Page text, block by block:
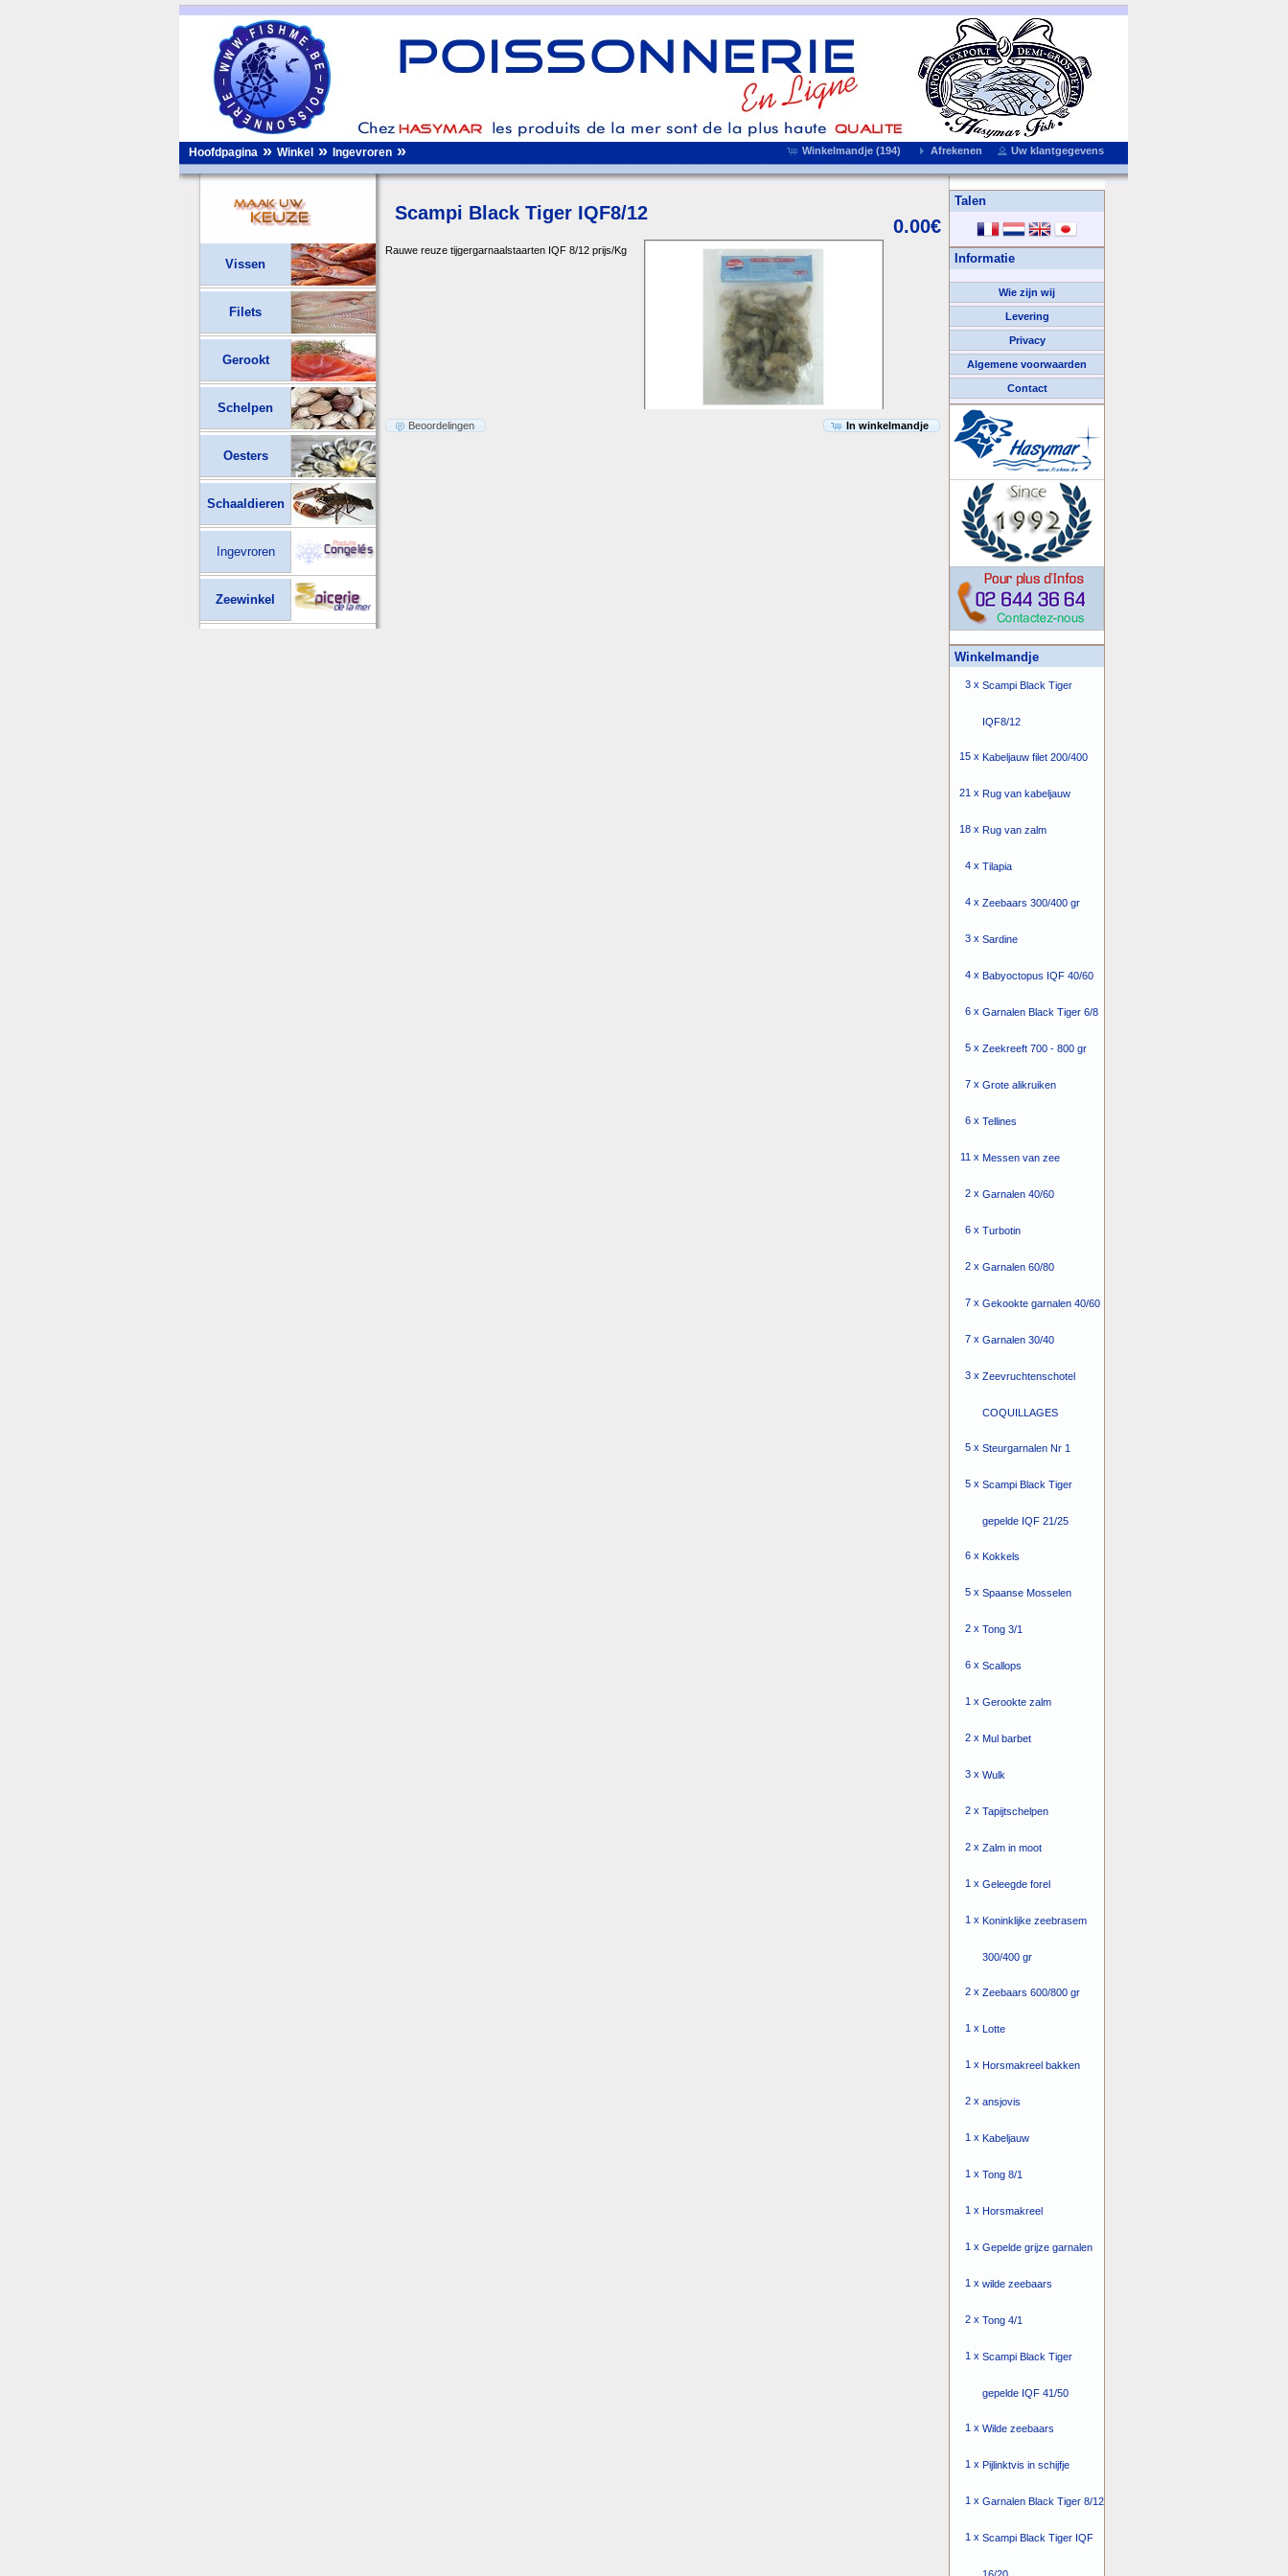
Winkelmandje (194) Afrekenen Uw klantgegevens
Hoofdpagina » Winkel » Ingevroren »
0.00€
Scampi Black Tiger IQF8/12
Rauwe reuze tijgergarnaalstaarten IQF 8/12 prijs/Kg
In winkelmandje
Beoordelingen
Vissen
Filets
Gerookt
Schelpen
Oesters
Schaaldieren
Ingevroren
Zeewinkel
Talen
Informatie
Wie zijn wij
Levering
Privacy
Algemene voorwaarden
Contact
We Accepteren
Winkelmandje
3 x Scampi Black Tiger
IQF8/12
15 x Kabeljauw filet 200/400
21 x Rug van kabeljauw
18 x Rug van zalm
4 x Tilapia
4 x Zeebaars 300/400 gr
3 x Sardine
4 x Babyoctopus IQF 40/60
6 x Garnalen Black Tiger 6/8
5 x Zeekreeft 700 - 800 gr
7 x Grote alikruiken
6 x Tellines
11 x Messen van zee
2 x Garnalen 40/60
6 x Turbotin
2 x Garnalen 60/80
7 x Gekookte garnalen 40/60
7 x Garnalen 30/40
3 x Zeevruchtenschotel
COQUILLAGES
5 x Steurgarnalen Nr 1
5 x Scampi Black Tiger
gepelde IQF 21/25
6 x Kokkels
5 x Spaanse Mosselen
2 x Tong 3/1
6 x Scallops
1 x Gerookte zalm
2 x Mul barbet
3 x Wulk
2 x Tapijtschelpen
2 x Zalm in moot
1 x Geleegde forel
1 x Koninklijke zeebrasem
300/400 gr
2 x Zeebaars 600/800 gr
1 x Lotte
1 x Horsmakreel bakken
2 x ansjovis
1 x Kabeljauw
1 x Tong 8/1
1 x Horsmakreel
1 x Gepelde grijze garnalen
1 x wilde zeebaars
2 x Tong 4/1
1 x Scampi Black Tiger
gepelde IQF 41/50
1 x Wilde zeebaars
1 x Pijlinktvis in schijfje
1 x Garnalen Black Tiger 8/12
1 x Scampi Black Tiger IQF
16/20